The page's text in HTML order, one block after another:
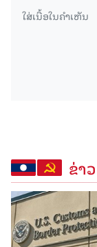
ຂ່າ